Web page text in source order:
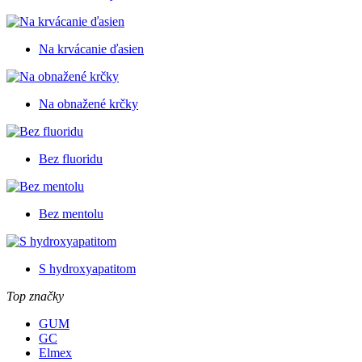
Na krvácanie ďasien
Na obnažené krčky
Bez fluoridu
Bez mentolu
S hydroxyapatitom
Top značky
GUM
GC
Elmex